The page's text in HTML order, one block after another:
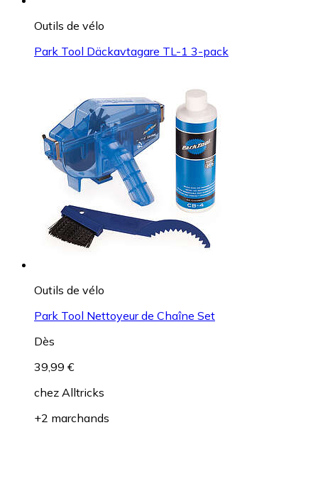
Outils de vélo
Park Tool Däckavtagare TL-1 3-pack
Outils de vélo
Park Tool Nettoyeur de Chaîne Set
Dès
39,99 €
chez Alltricks
+2 marchands